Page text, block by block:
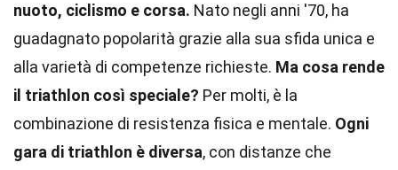
nuoto, ciclismo e corsa. Nato negli anni '70, ha
guadagnato popolarità grazie alla sua sfida unica e
alla varietà di competenze richieste. Ma cosa rende
il triathlon così speciale? Per molti, è la
combinazione di resistenza fisica e mentale. Ogni
gara di triathlon è diversa, con distanze che